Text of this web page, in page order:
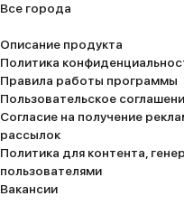
Все города
Описание продукта
Политика
Правила работы программы
Пользовательское
Согласие на получение
рассылок
Политика для контента,
пользователями
Вакансии